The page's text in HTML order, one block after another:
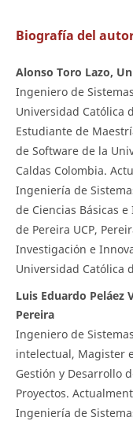
Biografía del
Alonso Toro Lazo,
Ingeniero de
Universidad Católica
Estudiante de
de Software de la
Caldas Colombia.
Ingeniería de
de Ciencias Básicas
de Pereira UCP,
Investigación e
Universidad Católica
Luis Eduardo Peláez
Pereira
Ingeniero de
intelectual, Magister
Gestión y Desarrollo
Proyectos.
Ingeniería de